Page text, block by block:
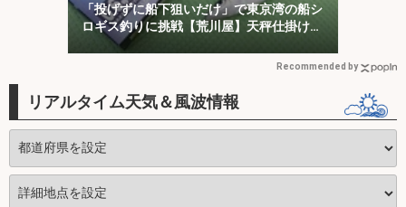
「投げずに船下狙いだけ」で東京湾の船シ
ロギス釣りに挑戦【荒川屋】天秤仕掛けで
キス約70匹！
Recommended by
リアルタイム天気＆風波情報